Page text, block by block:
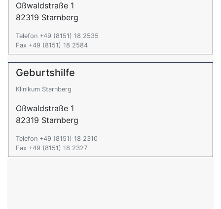
Oßwaldstraße 1
82319 Starnberg
Telefon +49 (8151) 18 2535
Fax +49 (8151) 18 2584
Geburtshilfe
Klinikum Starnberg
Oßwaldstraße 1
82319 Starnberg
Telefon +49 (8151) 18 2310
Fax +49 (8151) 18 2327